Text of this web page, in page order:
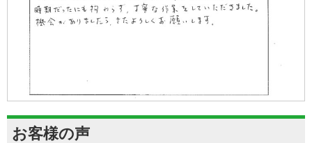
お客様の声